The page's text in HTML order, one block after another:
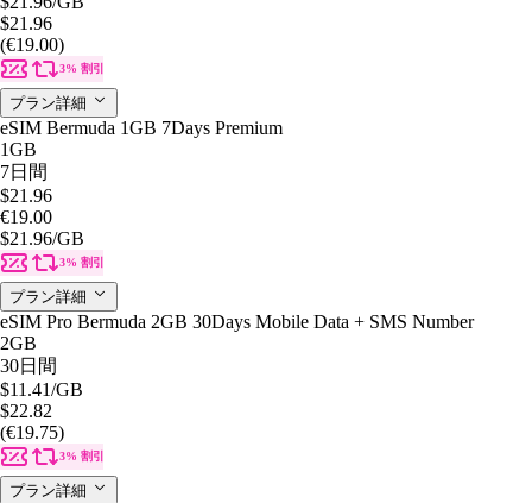
$21.96
(€19.00)
3% 割引
プラン詳細
eSIM Bermuda 1GB 7Days Premium
1GB
7日間
$21.96
€19.00
$21.96/GB
3% 割引
プラン詳細
eSIM Pro Bermuda 2GB 30Days Mobile Data + SMS Number
2GB
30日間
$11.41/GB
$22.82
(€19.75)
3% 割引
プラン詳細